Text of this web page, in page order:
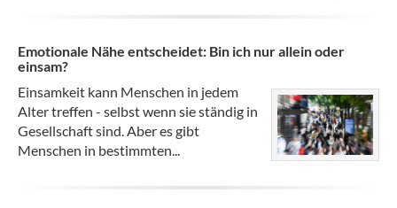
Emotionale Nähe entscheidet: Bin ich nur allein oder
einsam?
Einsamkeit kann Menschen in jedem
Alter treffen - selbst wenn sie ständig in
Gesellschaft sind. Aber es gibt
Menschen in bestimmten...